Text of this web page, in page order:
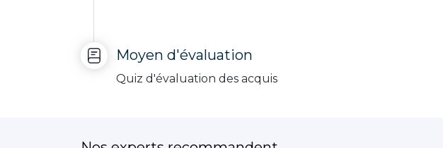
Moyen d'évaluation
Quiz d'évaluation des acquis